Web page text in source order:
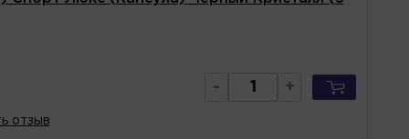
- +
отзыв